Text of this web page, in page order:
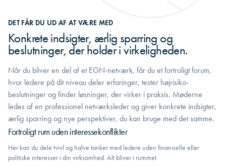
DET FÅR DU UD AF AT VÆRE MED
Konkrete indsigter, ærlig sparring og
beslutninger, der holder i virkeligheden.
Når du bliver en del af et EGN-netværk, får du et fortroligt forum,
hvor ledere på dit niveau deler erfaringer, tester højrisiko-
beslutninger og finder løsninger, der virker i praksis. Møderne
ledes af en professionel netværksleder og giver konkrete indsigter,
ærlig sparring og nye perspektiver, du kan bruge med det samme.
Fortroligt rum uden interessekonflikter
Her kan du dele tvivl og halve tanker med ledere uden finansielle eller
politiske interesser i din virksomhed. Alt bliver i rummet.